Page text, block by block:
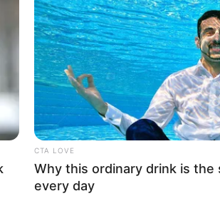
Telegram
CTA LOVE
Why this ordinary drink is
every day